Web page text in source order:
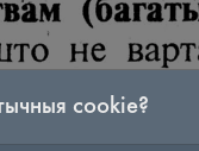
cookie?